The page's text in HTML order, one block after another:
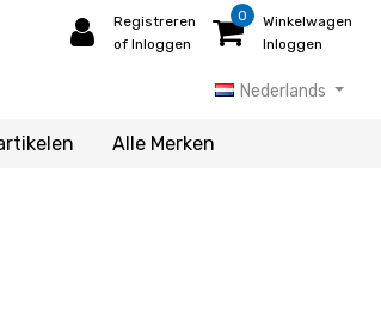
Registreren
of Inloggen
0
Winkelwagen
Inloggen
Nederlands
Alle Merken